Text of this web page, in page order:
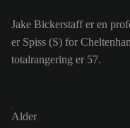
Jake Bickerstaff er en
er Spiss (S) for
totalrangering er 57.
Alder